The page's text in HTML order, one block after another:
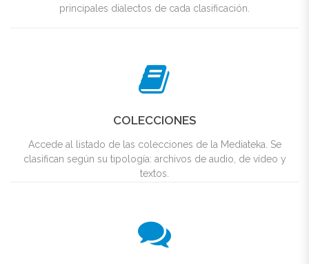
principales dialectos de cada clasificación.
COLECCIONES
Accede al listado de las colecciones de la Mediateka. Se
clasifican según su tipología: archivos de audio, de vídeo y
textos.